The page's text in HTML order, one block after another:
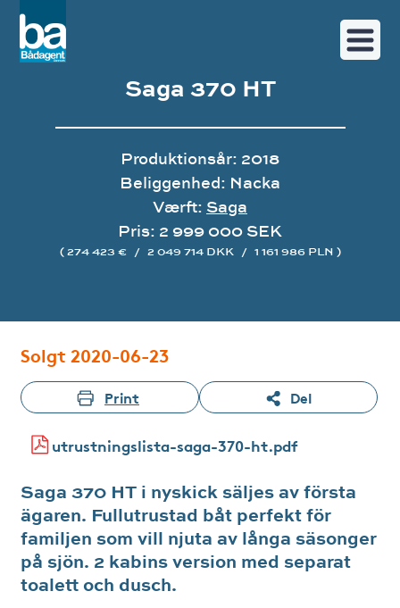
Saga 370 HT
Produktionsår: 2018
Beliggenhed: Nacka
Værft: Saga
Pris: 2 999 000 SEK
( 274 423 € / 2 049 714 DKK / 1 161 986 PLN )
Solgt 2020-06-23
Print Del
utrustningslista-saga-370-ht.pdf
Saga 370 HT i nyskick säljes av första
ägaren. Fullutrustad båt perfekt för
familjen som vill njuta av långa säsonger
på sjön. 2 kabins version med separat
toalett och dusch.